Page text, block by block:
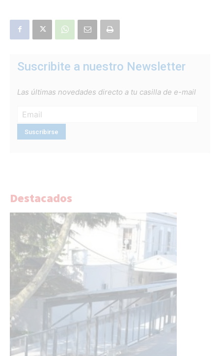
Suscribite a nuestro Newsletter
Las últimas novedades directo a tu casilla de e-mail
Destacados